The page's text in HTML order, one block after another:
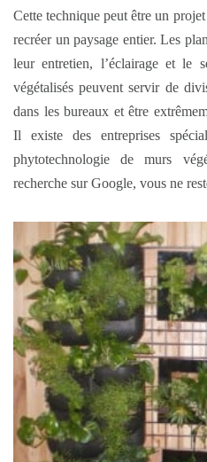
Cette technique peut être un
recréer un paysage entier. Les
leur entretien, l’éclairage et le
végétalisés peuvent servir de
dans les bureaux et être
Il existe des entreprises
phytotechnologie de murs
recherche sur Google, vous ne